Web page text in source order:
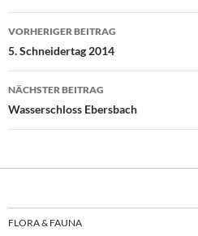
Beitragsnavigation
VORHERIGER BEITRAG
5. Schneidertag 2014
NÄCHSTER BEITRAG
Wasserschloss Ebersbach
FLORA & FAUNA